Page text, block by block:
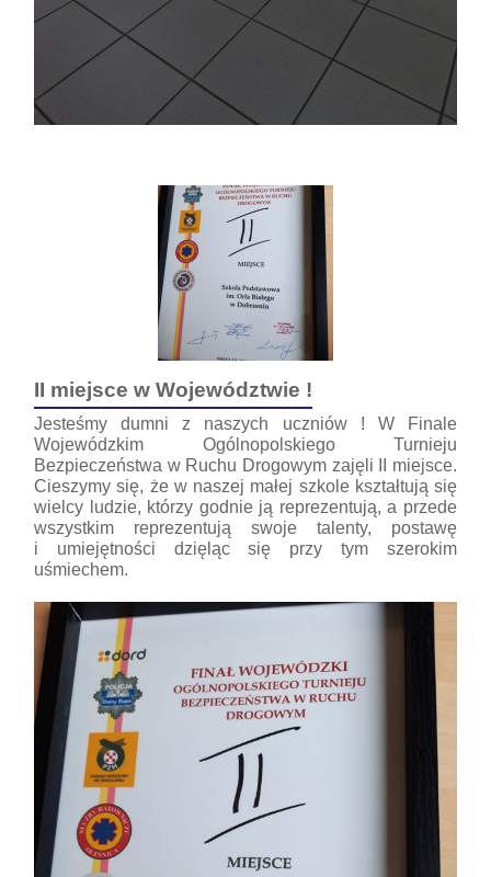
II miejsce w Województwie !
Jesteśmy dumni z naszych uczniów ! W Finale
Wojewódzkim Ogólnopolskiego Turnieju
Bezpieczeństwa w Ruchu Drogowym zajęli II miejsce.
Cieszymy się, że w naszej małej szkole kształtują się
wielcy ludzie, którzy godnie ją reprezentują, a przede
wszystkim reprezentują swoje talenty, postawę
i umiejętności dzięląc się przy tym szerokim
uśmiechem.